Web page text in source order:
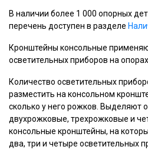
В наличии более 1 000 опорных
перечень доступен в разделе
Кронштейны консольные
осветительных приборов на
Количество осветительных
разместить на консольном
сколько у него рожков. Выделяют
двухрожковые, трехрожковые и
консольные кронштейны, на
два, три и четыре осветительных